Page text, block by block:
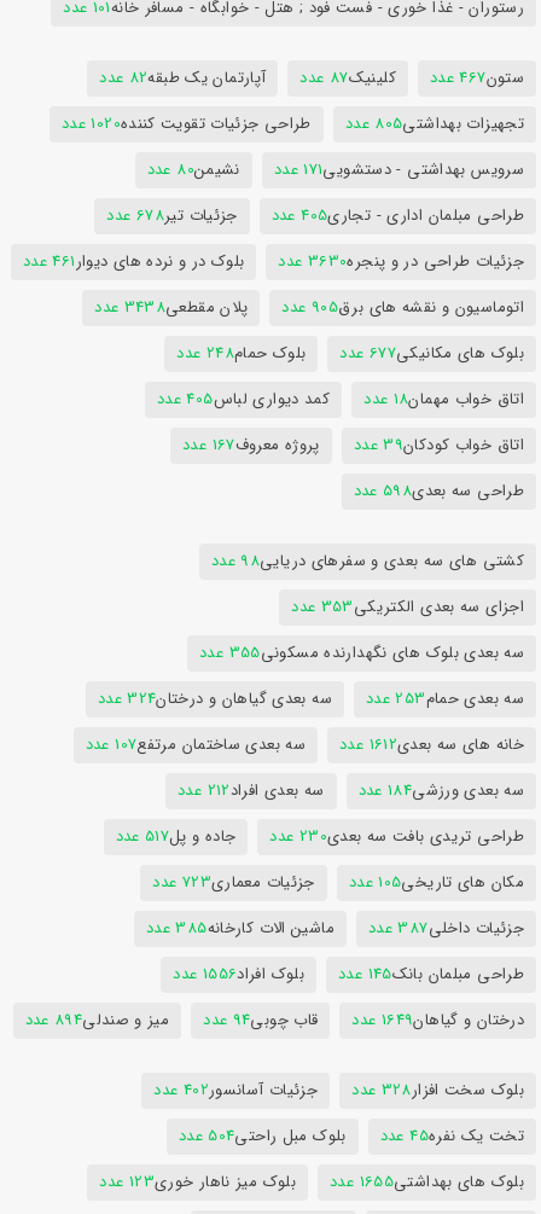
رستوران - غذا خوری - فست فود ; هتل - خوابگاه - مسافر خانه101 عدد
ستون467 عدد کلینیک87 عدد آپارتمان یک طبقه82 عدد
تجهیزات بهداشتی805 عدد طراحی جزئیات تقویت کننده1020 عدد
سرویس بهداشتی - دستشویی171 عدد نشیمن80 عدد
طراحی مبلمان اداری - تجاری405 عدد جزئیات تیر678 عدد
جزئیات طراحی در و پنجره3630 عدد بلوک در و نرده های دیوار461 عدد
اتوماسیون و نقشه های برق905 عدد پلان مقطعی3438 عدد
بلوک های مکانیکی677 عدد بلوک حمام248 عدد
اتاق خواب مهمان18 عدد کمد دیواری لباس405 عدد
اتاق خواب کودکان39 عدد پروژه معروف167 عدد
طراحی سه بعدی598 عدد
کشتی های سه بعدی و سفرهای دریایی98 عدد
اجزای سه بعدی الکتریکی353 عدد
سه بعدی بلوک های نگهدارنده مسکونی355 عدد
سه بعدی حمام253 عدد سه بعدی گیاهان و درختان324 عدد
خانه های سه بعدی1612 عدد سه بعدی ساختمان مرتفع107 عدد
سه بعدی ورزشی184 عدد سه بعدی افراد212 عدد
طراحی تریدی بافت سه بعدی230 عدد جاده و پل517 عدد
مکان های تاریخی105 عدد جزئیات معماری723 عدد
جزئیات داخلی387 عدد ماشین الات کارخانه385 عدد
طراحی مبلمان بانک145 عدد بلوک افراد1556 عدد
درختان و گیاهان1649 عدد قاب چوبی94 عدد میز و صندلی894 عدد
بلوک سخت افزار328 عدد جزئیات آسانسور402 عدد
تخت یک نفره45 عدد بلوک مبل راحتی504 عدد
بلوک های بهداشتی1655 عدد بلوک میز ناهار خوری123 عدد